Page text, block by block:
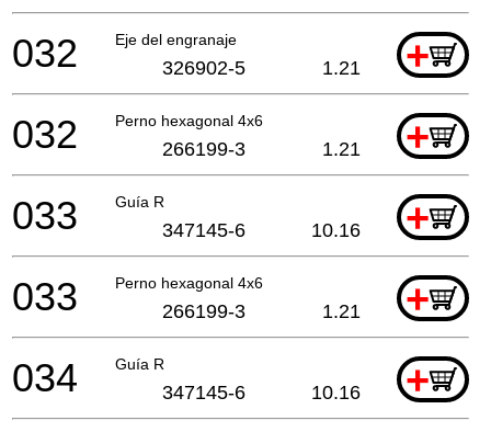
Eje del engranaje +
032 326902-5 1.21
Perno hexagonal 4x6 +
032 266199-3 1.21
Guía R +
033 347145-6 10.16
Perno hexagonal 4x6 +
033 266199-3 1.21
Guía R +
034 347145-6 10.16